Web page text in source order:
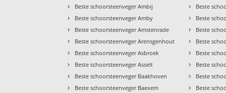
› Beste schoorsteenveger Ambij
› Beste schoorsteenveger Amby
› Beste schoorsteenveger Amstenrade
› Beste schoorsteenveger Arensgenhout
› Beste schoorsteenveger Asbroek
› Beste schoorsteenveger Asselt
› Beste schoorsteenveger Baakhoven
› Beste schoorsteenveger Baexem
› Beste
› Beste
› Beste
› Beste
› Beste
› Beste
› Beste
› Beste